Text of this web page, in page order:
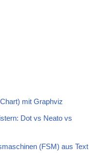
mit Graphviz
Dot vs Neato vs
(FSM) aus Text